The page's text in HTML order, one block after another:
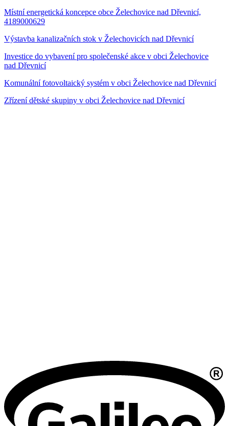
Místní energetická koncepce obce Želechovice nad Dřevnicí,
4189000629
Výstavba kanalizačních stok v Želechovicích nad Dřevnicí
Investice do vybavení pro společenské akce v obci Želechovice
nad Dřevnicí
Komunální fotovoltaický systém v obci Želechovice nad Dřevnicí
Zřízení dětské skupiny v obci Želechovice nad Dřevnicí